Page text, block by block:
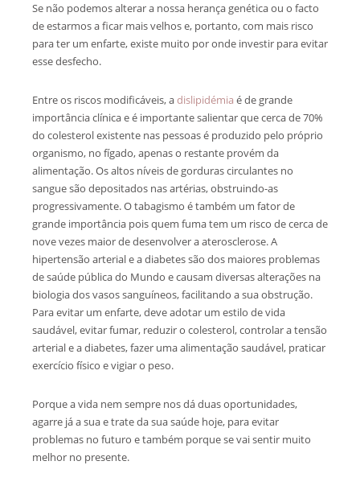
Se não podemos alterar a nossa herança genética ou o facto
de estarmos a ficar mais velhos e, portanto, com mais risco
para ter um enfarte, existe muito por onde investir para evitar
esse desfecho.
Entre os riscos modificáveis, adislipidémia é de grande
importância clínica e é importante salientar que cerca de 70%
do colesterol existente nas pessoas é produzido pelo próprio
organismo, no fígado, apenas o restante provém da
alimentação. Os altos níveis de gorduras circulantes no
sangue são depositados nas artérias, obstruindo-as
progressivamente. O tabagismo é também um fator de
grande importância pois quem fuma tem um risco de cerca de
nove vezes maior de desenvolver a aterosclerose. A
hipertensão arterial e a diabetes são dos maiores problemas
de saúde pública do Mundo e causam diversas alterações na
biologia dos vasos sanguíneos, facilitando a sua obstrução.
Para evitar um enfarte, deve adotar um estilo de vida
saudável, evitar fumar, reduzir o colesterol, controlar a tensão
arterial e a diabetes, fazer uma alimentação saudável, praticar
exercício físico e vigiar o peso.
Porque a vida nem sempre nos dá duas oportunidades,
agarre já a sua e trate da sua saúde hoje, para evitar
problemas no futuro e também porque se vai sentir muito
melhor no presente.